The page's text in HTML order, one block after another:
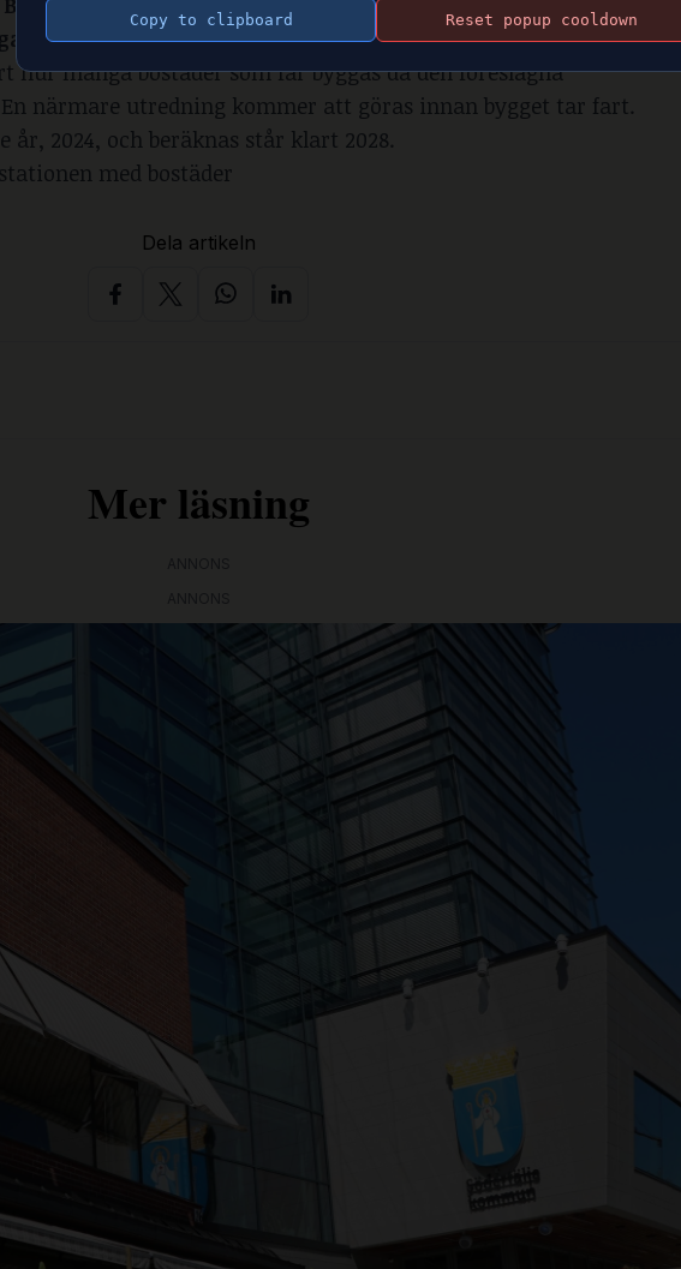
med två våningar i anslutning till resterande byggnader.
hur många bostäder som får byggas då den föreslagna
närmare utredning kommer att göras innan bygget tar fart.
2024, och beräknas står klart 2028.
med bostäder
Dela artikeln
Mer läsning
Copy to clipboard Reset popup cooldown